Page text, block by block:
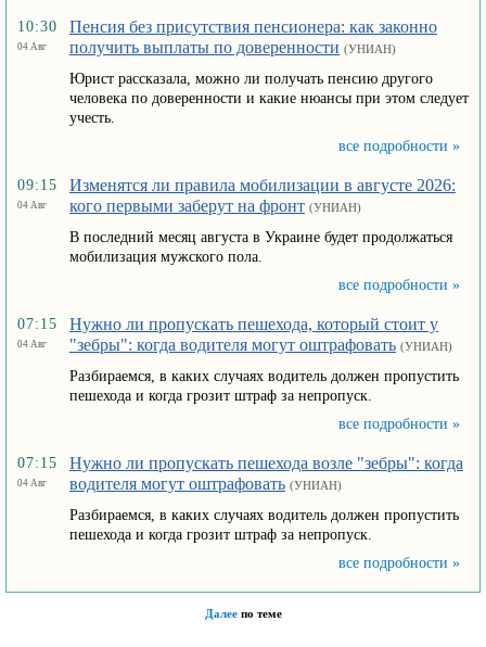
10:30
04 Авг
Пенсия без присутствия пенсионера: как законно
получить выплаты по доверенности (УНИАН)
Юрист рассказала, можно ли получать пенсию другого
человека по доверенности и какие нюансы при этом следует
учесть.
все подробности »
09:15
04 Авг
Изменятся ли правила мобилизации в августе 2026:
кого первыми заберут на фронт (УНИАН)
В последний месяц августа в Украине будет продолжаться
мобилизация мужского пола.
все подробности »
07:15
04 Авг
Нужно ли пропускать пешехода, который стоит у
"зебры": когда водителя могут оштрафовать (УНИАН)
Разбираемся, в каких случаях водитель должен пропустить
пешехода и когда грозит штраф за непропуск.
все подробности »
07:15
04 Авг
Нужно ли пропускать пешехода возле "зебры": когда
водителя могут оштрафовать (УНИАН)
Разбираемся, в каких случаях водитель должен пропустить
пешехода и когда грозит штраф за непропуск.
все подробности »
Далеепо теме